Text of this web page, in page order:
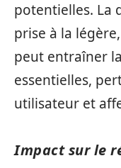
potentielles. La
prise à la
peut entraîner
essentielles,
utilisateur et
Impact sur le